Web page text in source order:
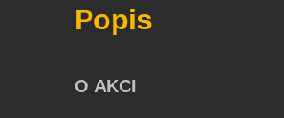
Popis
O AKCI